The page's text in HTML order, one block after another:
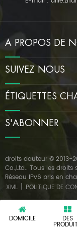
À PROPOS DE
SUIVEZ NOUS
ÉTIQUETTES
S'ABONNER
droits dauteur © 2013-
Co.,Ltd.. Tous les droits
Réseau IPv6 pris en
XML | POLITIQUE DE
DOMICILE DES